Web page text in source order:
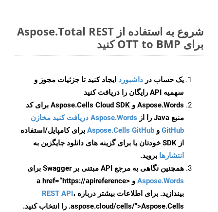
شروع به استفاده از Aspose.Total REST
برای OTT to BMP کنید
یک حساب در داشبورد ایجاد کنید تا جزئیات مجوز و
سهمیه API رایگان را دریافت کنید
Aspose.Words و Aspose.Cells Cloud SDK برای کد
منبع Java را از
Aspose.Words دریافت کنید مخازن
GitHub و Aspose.Cells GitHub برای کامپایل/استفاده
از SDK خودتان یا برای گزینه های دانلود جایگزین به
انتشارها بروید.
همچنین نگاهی به مرجع API مبتنی بر Swagger برای
Aspose.Words
و <a href=“https://apireference
بیندازید. برای اطلاعات بیشتر درباره REST API،
.aspose.cloud/cells/">Aspose.Cells را انتخاب کنید.